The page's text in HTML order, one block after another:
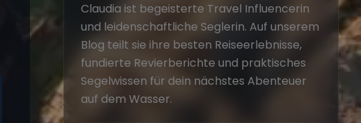
Claudia ist begeisterte Travel Influencerin
und leidenschaftliche Seglerin. Auf unserem
Blog teilt sie ihre besten Reiseerlebnisse,
fundierte Revierberichte und praktisches
Segelwissen für dein nächstes Abenteuer
auf dem Wasser.